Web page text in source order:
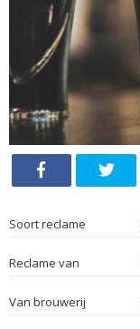
Soort reclame
Reclame van
Van brouwerij